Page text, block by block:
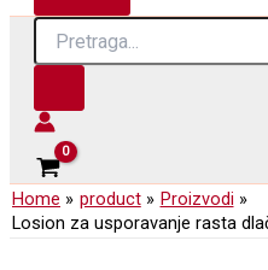
Products
search
Home product
Proizvodi
Losion za usporavanje rasta